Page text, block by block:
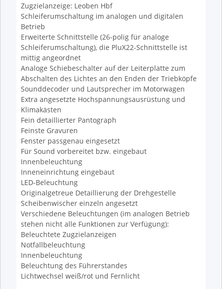
Zugzielanzeige: Leoben Hbf
Schleiferumschaltung im analogen und digitalen
Betrieb
Erweiterte Schnittstelle (26-polig für analoge
Schleiferumschaltung), die PluX22-Schnittstelle ist
mittig angeordnet
Analoge Schiebeschalter auf der Leiterplatte zum
Abschalten des Lichtes an den Enden der Triebköpfe
Sounddecoder und Lautsprecher im Motorwagen
Extra angesetzte Hochspannungsausrüstung und
Klimakästen
Fein detaillierter Pantograph
Feinste Gravuren
Fenster passgenau eingesetzt
Für Sound vorbereitet bzw. eingebaut
Innenbeleuchtung
Inneneinrichtung eingebaut
LED-Beleuchtung
Originalgetreue Detaillierung der Drehgestelle
Scheibenwischer einzeln angesetzt
Verschiedene Beleuchtungen (im analogen Betrieb
stehen nicht alle Funktionen zur Verfügung):
Beleuchtete Zugzielanzeigen
Notfallbeleuchtung
Innenbeleuchtung
Beleuchtung des Führerstandes
Lichtwechsel weiß/rot und Fernlicht